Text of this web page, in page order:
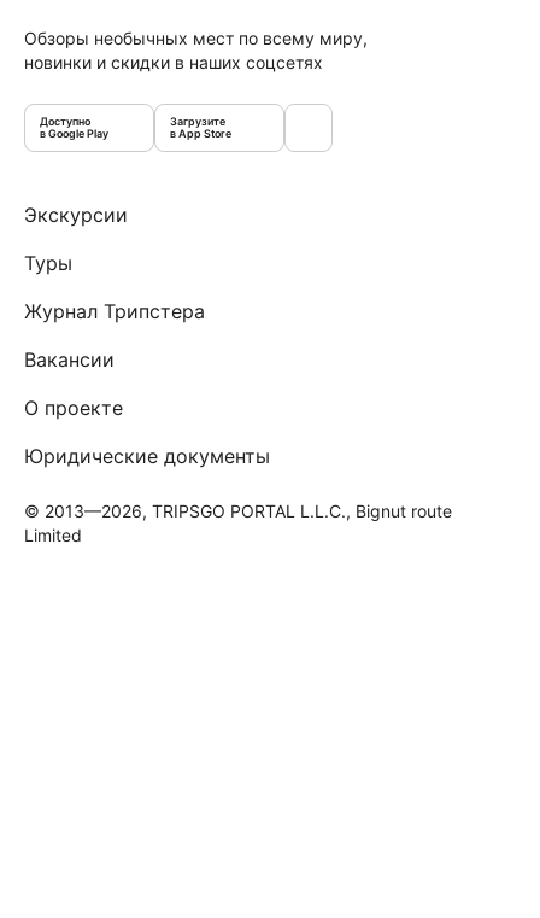
Обзоры необычных мест по всему миру,
новинки и скидки в наших соцсетях
Доступно
в Google Play
Загрузите
в App Store
Экскурсии
Туры
Журнал Трипстера
Вакансии
О проекте
Юридические документы
© 2013—2026, TRIPSGO PORTAL L.L.C., Bignut route
Limited